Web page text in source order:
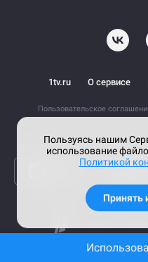
1tv.ru О сервисе
Пользовательское
На информационном ресурсе
Пользуясь нашим
использование
Политикой
Принять